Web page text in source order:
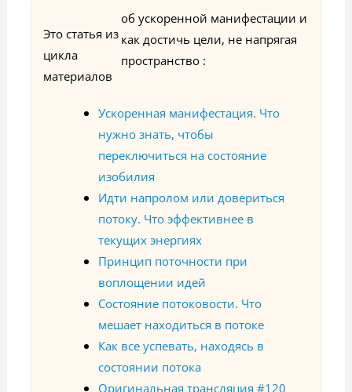
Это статья из
цикла
материалов
об ускоренной манифестации и
как достичь цели, не напрягая
пространство :
Ускоренная манифестация. Что
нужно знать, чтобы
переключиться на состояние
изобилия
Идти напролом или довериться
потоку. Что эффективнее в
текущих энергиях
Принцип поточности при
воплощении идей
Состояние потоковости. Что
мешает находиться в потоке
Как все успевать, находясь в
состоянии потока
Оригинальная трансляция #120